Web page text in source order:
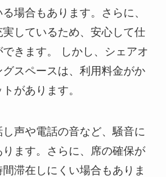
場合もあります。さらに、
しているため、安心して仕
きます。 しかし、シェアオ
スペースは、利用料金がか
があります。
声や電話の音など、騒音に
ます。さらに、席の確保が
滞在しにくい場合もありま